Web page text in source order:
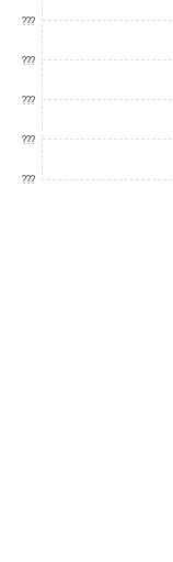
???
???
???
???
???